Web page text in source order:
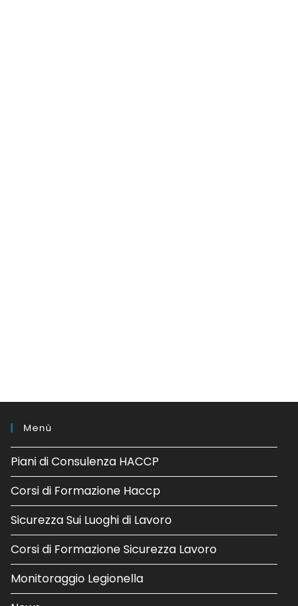
Menù
Piani di Consulenza HACCP
Corsi di Formazione Haccp
Sicurezza Sui Luoghi di Lavoro
Corsi di Formazione Sicurezza Lavoro
Monitoraggio Legionella